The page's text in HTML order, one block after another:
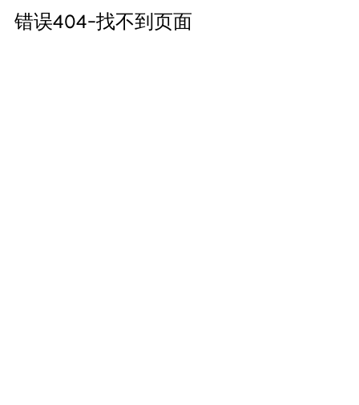
错误404-找不到页面